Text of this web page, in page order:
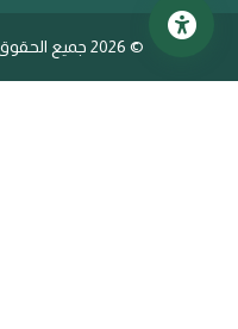
© 2026 جميع الحقوق محفوظة | جامعة المستقبل